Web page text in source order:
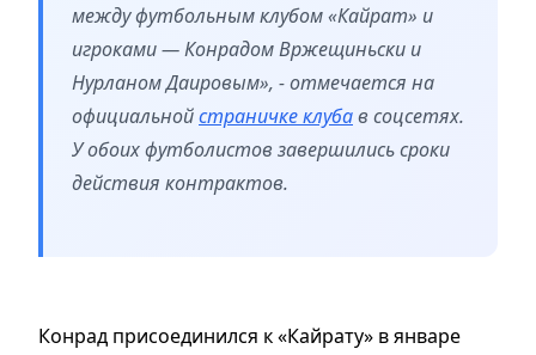
между футбольным клубом «Кайрат» и
игроками — Конрадом Вржещиньски и
Нурланом Даировым», - отмечается на
официальнойстраничке клубав соцсетях.
У обоих футболистов завершились сроки
действия контрактов.
Конрад присоединился к «Кайрату» в январе